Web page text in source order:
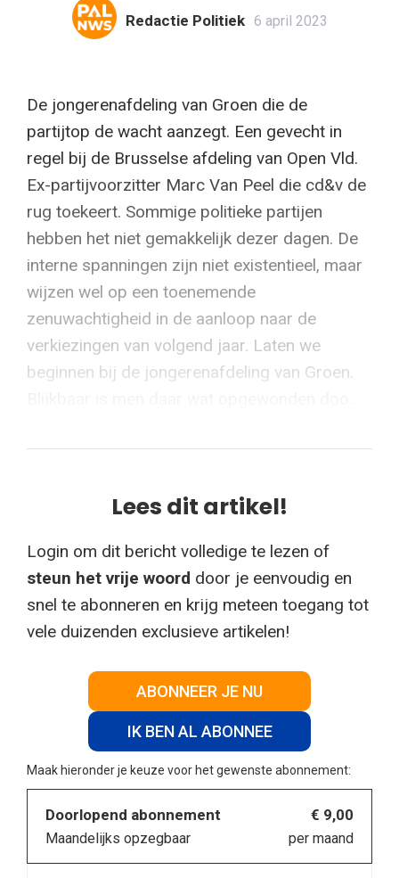
Redactie Politiek 6 april 2023
De jongerenafdeling van Groen die de
partijtop de wacht aanzegt. Een gevecht in
regel bij de Brusselse afdeling van Open Vld.
Ex-partijvoorzitter Marc Van Peel die cd&v de
rug toekeert. Sommige politieke partijen
hebben het niet gemakkelijk dezer dagen. De
interne spanningen zijn niet existentieel, maar
wijzen wel op een toenemende
zenuwachtigheid in de aanloop naar de
verkiezingen van volgend jaar. Laten we
beginnen bij de jongerenafdeling van Groen.
Lees dit artikel!
Login om dit bericht volledige te lezen of
steun het vrije woord door je eenvoudig en
snel te abonneren en krijg meteen toegang tot
vele duizenden exclusieve artikelen!
ABONNEER JE NU
IK BEN AL ABONNEE
Maak hieronder je keuze voor het gewenste abonnement:
Doorlopend abonnement
Maandelijks opzegbaar
€ 9,00
per maand